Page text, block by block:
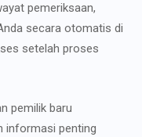
pemeriksaan,
secara otomatis di
setelah proses
pemilik baru
informasi penting